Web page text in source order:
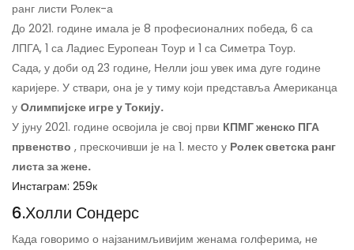
ранг листи Ролек-а
До 2021. године имала је 8 професионалних победа, 6 са
ЛПГА, 1 са Ладиес Еуропеан Тоур и 1 са Симетра Тоур.
Сада, у доби од 23 године, Нелли још увек има дуге године
каријере. У ствари, она је у тиму који представља Американца
у Олимпијске игре у Токију.
У јуну 2021. године освојила је свој први КПМГ женско ПГА
првенство , прескочивши је на 1. место у Ролек светска ранг
листа за жене.
Инстаграм: 259к
6.Холли Сондерс
Када говоримо о најзанимљивијим женама голферима, не